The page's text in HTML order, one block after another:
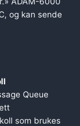
og kan sende
Queue
som brukes